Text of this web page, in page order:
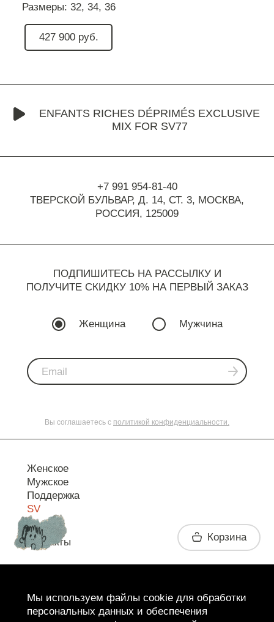
Размеры: 32, 34, 36
427 900 руб.
ENFANTS RICHES DÉPRIMÉS EXCLUSIVE
MIX FOR SV77
+7 991 954-81-40
ТВЕРСКОЙ БУЛЬВАР, Д. 14, СТ. 3, МОСКВА,
РОССИЯ, 125009
ПОДПИШИТЕСЬ НА РАССЫЛКУ И
ПОЛУЧИТЕ СКИДКУ 10% НА ПЕРВЫЙ ЗАКАЗ
Женщина Мужчина
Вы соглашаетесь с политикой конфиденциальности.
Женское
Мужское
Поддержка
SV
Контакты Корзина
Мы используем файлы cookie для обработки
персональных данных и обеспечения